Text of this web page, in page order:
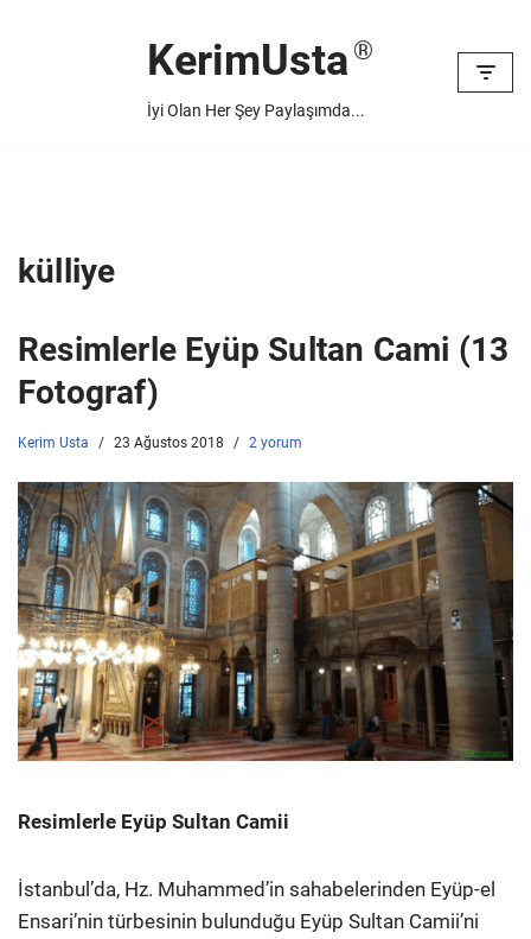
KerimUsta
İyi Olan Her Şey Paylaşımda...
külliye
Resimlerle Eyüp Sultan Cami (13
Fotograf)
Kerim Usta 23 Ağustos 2018 2 yorum
Resimlerle Eyüp Sultan Camii
İstanbul’da, Hz. Muhammed’in sahabelerinden Eyüp-el
Ensari’nin türbesinin bulunduğu Eyüp Sultan Camii’ni